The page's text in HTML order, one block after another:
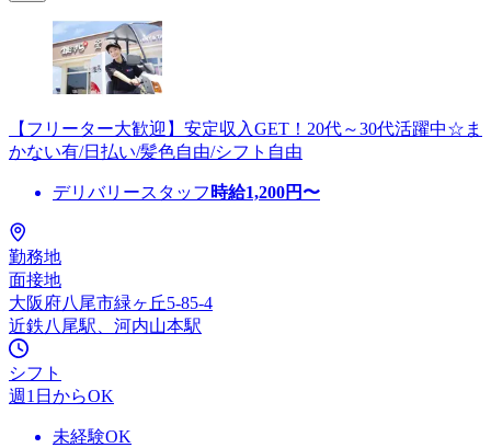
【フリーター大歓迎】安定収入GET！20代～30代活躍中☆ま
かない有/日払い/髪色自由/シフト自由
デリバリースタッフ 時給1,200円〜
勤務地
面接地
大阪府八尾市緑ヶ丘5-85-4
近鉄八尾駅、河内山本駅
シフト
週1日からOK
未経験OK